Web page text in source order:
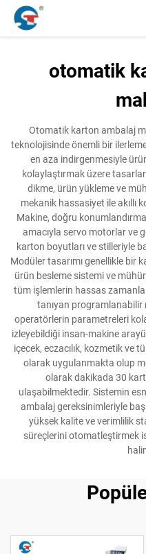
Ürünler
Tasarım Örnekleri
Hizmet
Haberler
Bize Ulaşın
otomatik
Otomatik karton ambalaj
teknolojisinde önemli bir
en aza indirgenmesiyle
kolaylaştırmak üzere
dikme, ürün yükleme ve
mekanik hassasiyet ile akıllı
Makine, doğru
amacıyla servo motorlar ve
karton boyutları ve stilleriyle
Modüler tasarımı genellikle bir
ürün besleme sistemi ve
tüm işlemlerin hassas
tanıyan programlanabilir
operatörlerin parametreleri
izleyebildiği insan-makine
içecek, eczacılık, kozmetik ve
olarak uygulanmakta olup
olarak dakikada 30
ulaşabilmektedir. Sistemin
ambalaj gereksinimleriyle
yüksek kalite ve verimlilik
süreçlerini otomatleştirmek